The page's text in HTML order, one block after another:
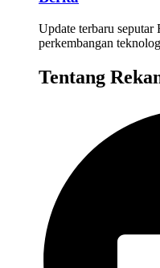
Update terbaru
perkembangan
Tentang